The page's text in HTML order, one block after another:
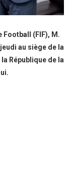
Football (FIF), M.
au siège de la
République de la